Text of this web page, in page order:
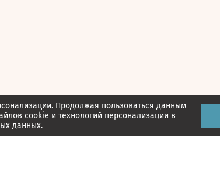
Продолжая пользоваться данным
cookie и технологий персонализации в
данных.